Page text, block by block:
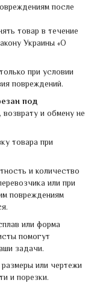
после
товар в течение
Украины «О
при условии
повреждений.
под
возврату и обмену не
товара при
и количество
или при
повреждениям
или форма
помогут
задачи.
или чертежи
и порезки.